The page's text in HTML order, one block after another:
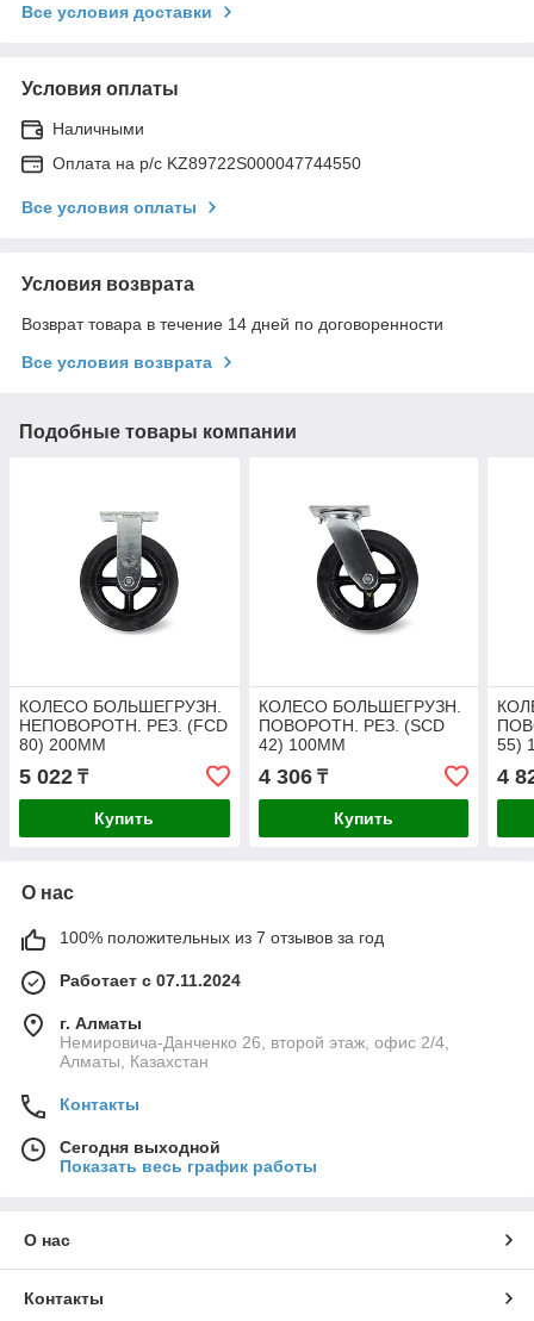
Все условия доставки
Условия оплаты
Наличными
Оплата на р/с KZ89722S000047744550
Все условия оплаты
Условия возврата
Возврат товара в течение 14 дней по договоренности
Все условия возврата
Подобные товары компании
КОЛЕСО БОЛЬШЕГРУЗН.
НЕПОВОРОТН. РЕЗ. (FCD
80) 200ММ
5 022 ₸
Купить
КОЛЕСО БОЛЬШЕГРУЗН.
ПОВОРОТН. РЕЗ. (SCD
42) 100ММ
4 306₸
Купить
55)
4
О нас
100% положительных из 7 отзывов за год
Работает с 07.11.2024
г. Алматы
Немировича-Данченко 26, второй этаж, офис 2/4,
Алматы, Казахстан
Контакты
Сегодня выходной
Показать весь график работы
О нас
Контакты